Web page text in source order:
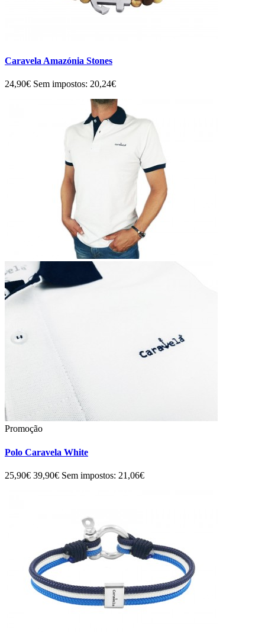
Caravela Amazónia Stones
24,90€ Sem impostos: 20,24€
Promoção
Polo Caravela White
25,90€ 39,90€ Sem impostos: 21,06€